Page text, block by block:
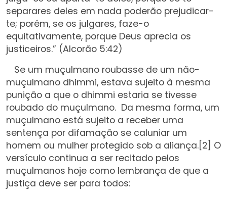
separares deles em nada poderão prejudicar-
te; porém, se os julgares, faze-o
equitativamente, porque Deus aprecia os
justiceiros.” (Alcorão 5:42)
Se um muçulmano roubasse de um não-
muçulmano dhimmi, estava sujeito à mesma
punição a que o dhimmi estaria se tivesse
roubado do muçulmano. Da mesma forma, um
muçulmano está sujeito a receber uma
sentença por difamação se caluniar um
homem ou mulher protegido sob a aliança. [2]
O
versículo continua a ser recitado pelos
muçulmanos hoje como lembrança de que a
justiça deve ser para todos: